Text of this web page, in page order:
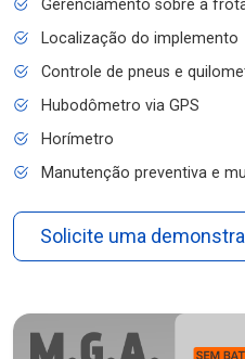
Gerenciamento sobre a
Localização do implemento
Controle de pneus e
Hubodômetro via GPS
Horímetro
Manutenção preventiva e
Solicite uma